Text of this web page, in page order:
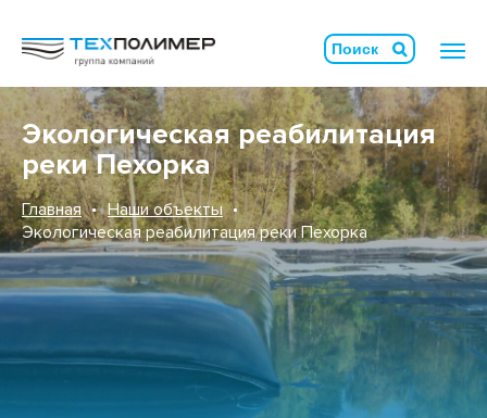
Экологическая реабилитация
реки Пехорка
Главная
Наши объекты
Экологическая реабилитация реки Пехорка